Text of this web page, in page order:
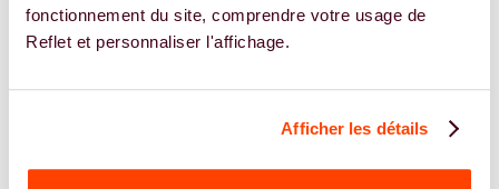
fonctionnement du site, comprendre votre usage de
Reflet et personnaliser l'affichage.
Afficher les détails
REJOIGNEZ NOS EXPERT.E.S
Vous êtes Psychologue expert.e.s en PMA ?
Vous êtes Psychologue spécialiste dans dans